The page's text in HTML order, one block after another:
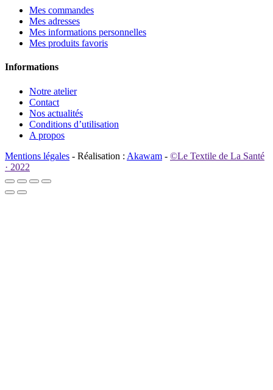
Mes commandes
Mes adresses
Mes informations personnelles
Mes produits favoris
Informations
Notre atelier
Contact
Nos actualités
Conditions d’utilisation
A propos
Mentions légales - Réalisation : Akawam - ©Le Textile de La Santé
· 2022